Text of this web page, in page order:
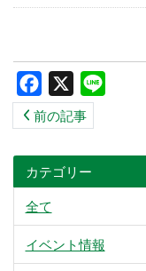
Facebook
前の記事
カテゴリー
全て
イベント情報